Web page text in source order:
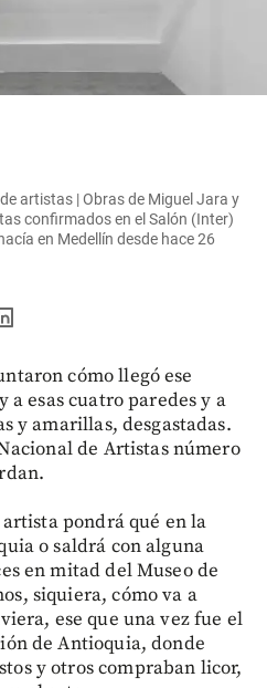
artistas | Obras de Miguel Jara y
confirmados en el Salón (Inter)
en Medellín desde hace 26
cómo llegó ese
a esas cuatro paredes y a
y amarillas, desgastadas.
de Artistas número
artista pondrá qué en la
o saldrá con alguna
en mitad del Museo de
siquiera, cómo va a
ese que una vez fue el
de Antioquia, donde
y otros compraban licor,